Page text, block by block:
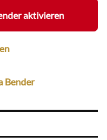
aktivieren
Bender